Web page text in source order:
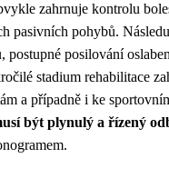
zahrnuje kontrolu
pasivních pohybů.
postupné posilování
stadium rehabilitace
a případně i ke
být plynulý a řízený